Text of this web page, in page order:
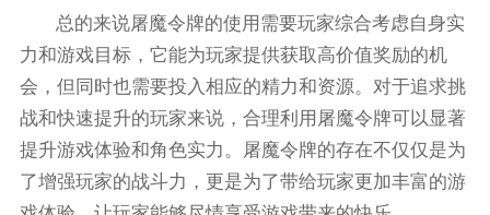
总的来说屠魔令牌的使用需要玩家综合考虑自身实
力和游戏目标，它能为玩家提供获取高价值奖励的机
会，但同时也需要投入相应的精力和资源。对于追求挑
战和快速提升的玩家来说，合理利用屠魔令牌可以显著
提升游戏体验和角色实力。屠魔令牌的存在不仅仅是为
了增强玩家的战斗力，更是为了带给玩家更加丰富的游